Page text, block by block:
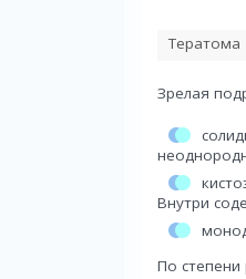
Тератома
Зрелая
Внутри
По